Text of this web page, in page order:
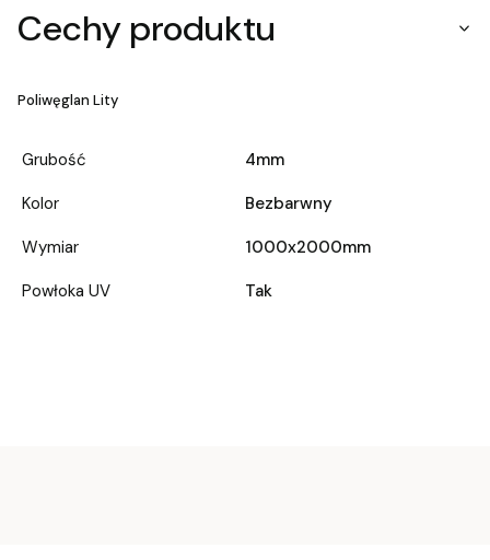
Cechy produktu
Poliwęglan Lity
Grubość
4mm
Kolor
Bezbarwny
Wymiar
1000x2000mm
Powłoka UV
Tak